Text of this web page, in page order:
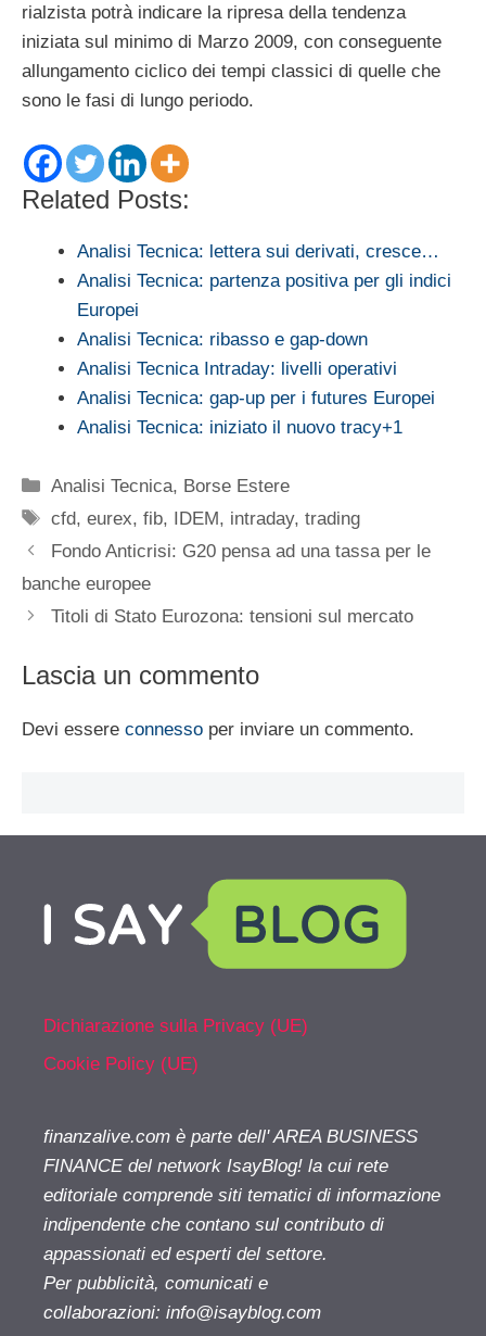
rialzista potrà indicare la ripresa della tendenza
iniziata sul minimo di Marzo 2009, con conseguente
allungamento ciclico dei tempi classici di quelle che
sono le fasi di lungo periodo.
Related Posts:
Analisi Tecnica: lettera sui derivati, cresce…
Analisi Tecnica: partenza positiva per gli indici
Europei
Analisi Tecnica: ribasso e gap-down
Analisi Tecnica Intraday: livelli operativi
Analisi Tecnica: gap-up per i futures Europei
Analisi Tecnica: iniziato il nuovo tracy+1
Categorie
Analisi Tecnica, Borse Estere
Tag
cfd,eurex,fib, IDEM, intraday,trading
Fondo Anticrisi: G20 pensa ad una tassa per le
banche europee
Titoli di Stato Eurozona: tensioni sul mercato
Lascia un commento
Devi essere connesso per inviare un commento.
Dichiarazione sulla Privacy (UE)
Cookie Policy (UE)
finanzalive.com è parte dell' AREA BUSINESS
FINANCE del network IsayBlog! la cui rete
editoriale comprende siti tematici di informazione
indipendente che contano sul contributo di
appassionati ed esperti del settore.
Per pubblicità, comunicati e
collaborazioni: info@isayblog.com